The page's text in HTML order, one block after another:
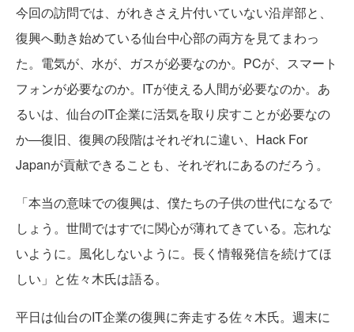
今回の訪問では、がれきさえ片付いていない沿岸部と、
復興へ動き始めている仙台中心部の両方を見てまわっ
た。電気が、水が、ガスが必要なのか。PCが、スマート
フォンが必要なのか。ITが使える人間が必要なのか。あ
るいは、仙台のIT企業に活気を取り戻すことが必要なの
か―復旧、復興の段階はそれぞれに違い、Hack For
Japanが貢献できることも、それぞれにあるのだろう。
「本当の意味での復興は、僕たちの子供の世代になるで
しょう。世間ではすでに関心が薄れてきている。忘れな
いように。風化しないように。長く情報発信を続けてほ
しい」と佐々木氏は語る。
平日は仙台のIT企業の復興に奔走する佐々木氏。週末に